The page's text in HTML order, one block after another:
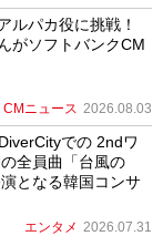
ルパカ役に挑戦！
がソフトバンクCM
CMニュース 2026.08.03
での 2ndワ
全員曲「台風の
となる韓国コンサ
エンタメ 2026.07.31